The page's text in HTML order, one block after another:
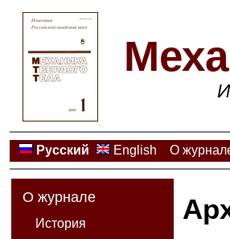
Русский English О
О журнале
История